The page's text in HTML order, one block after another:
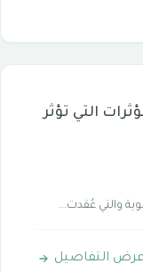
التي تؤثر
والتي عُقدت...
عرض التفاصيل